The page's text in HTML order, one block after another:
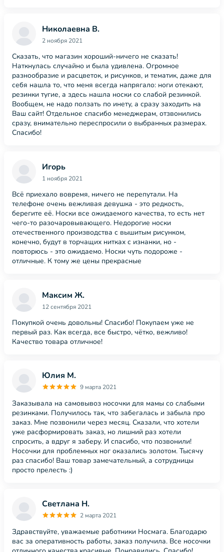
Николаевна В.
2 ноября 2021
Сказать, что магазин хороший-ничего не сказать!
Наткнулась случайно и была удивлена. Огромное
разнообразие и расцветок, и рисунков, и тематик, даже для
себя нашла то, что меня всегда напрягало: ноги отекают,
резинки тугие, а здесь нашла носки со слабой резинкой.
Вообщем, не надо ползать по инету, а сразу заходить на
Ваш сайт! Отдельное спасибо менеджерам, отзвонились
сразу, внимательно переспросили о выбранных размерах.
Спасибо!
Игорь
1 ноября 2021
Всё приехало вовремя, ничего не перепутали. На
телефоне очень вежливая девушка - это редкость,
берегите её. Носки все ожидаемого качества, то есть нет
чего-то разочаровывающего. Недорогие носки
отечественного производства с вышитым рисунком,
конечно, будут в торчащих нитках с изнанки, но -
повторюсь - это ожидаемо. Носки чуть подороже -
отличные. К тому же цены прекрасные
Максим Ж.
12 сентября 2021
Покупкой очень довольны! Спасибо! Покупаем уже не
первый раз. Как всегда, все быстро, чётко, вежливо!
Качество товара отличное!
Юлия М.
9 марта 2021
Заказывала на самовывоз носочки для мамы со слабыми
резинками. Получилось так, что забегалась и забыла про
заказ. Мне позвонили через месяц. Сказали, что хотели
уже расформировать заказ, но лишний раз хотели
спросить, а вдруг я заберу. И спасибо, что позвонили!
Носочки для проблемных ног оказались золотом. Тысячу
раз спасибо! Ваш товар замечательный, а сотрудницы
просто прелесть :)
Светлана Н.
2 марта 2021
Здравствуйте, уважаемые работники Носмага. Благодарю
вас за оперативность работы, заказ получила. Все носочки